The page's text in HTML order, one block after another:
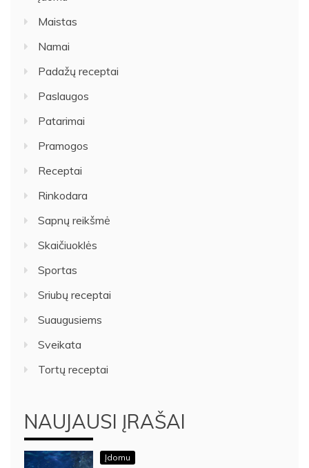
Maistas
Namai
Padažų receptai
Paslaugos
Patarimai
Pramogos
Receptai
Rinkodara
Sapnų reikšmė
Skaičiuoklės
Sportas
Sriubų receptai
Suaugusiems
Sveikata
Tortų receptai
NAUJAUSI ĮRAŠAI
Įdomu